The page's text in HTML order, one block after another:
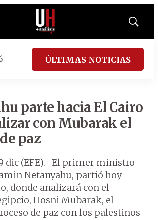
Mostrar
ÚLTIMAS NOTICIAS
parte hacia El Cairo
con Mubarak el
paz
dic (EFE).- El primer ministro
Netanyahu, partió hoy
donde analizará con el
Hosni Mubarak, el
de paz con los palestinos